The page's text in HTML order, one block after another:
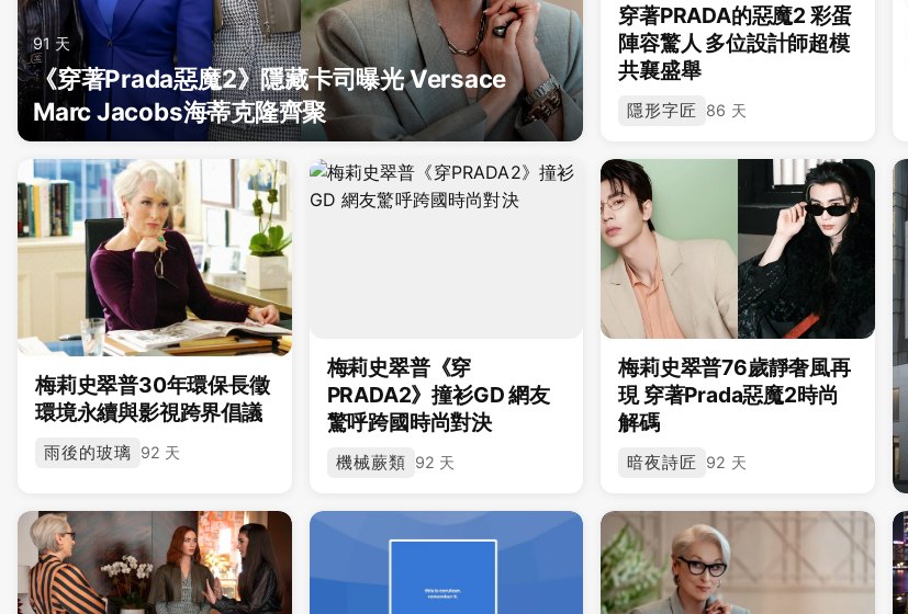
91 天
《穿著Prada惡魔2》隱藏卡司曝光 Versace
Marc Jacobs海蒂克隆齊聚
穿著PRADA的惡魔2 彩蛋
陣容驚人 多位設計師超模
共襄盛舉
隱形字匠 86 天
梅莉史翠普30年環保長徵
環境永續與影視跨界倡議
雨後的玻璃 92 天
梅莉史翠普《穿
PRADA2》撞衫GD 網友
驚呼跨國時尚對決
機械蕨類 92 天
梅莉史翠普76歲靜奢風再
現 穿著Prada惡魔2時尚
解碼
暗夜詩匠 92 天